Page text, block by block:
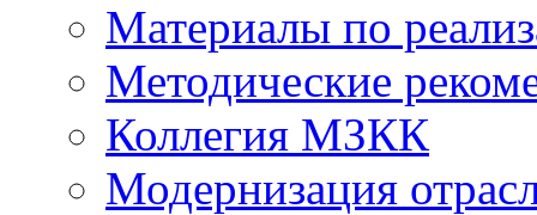
Материалы по
Методические
Коллегия МЗКК
Модернизация